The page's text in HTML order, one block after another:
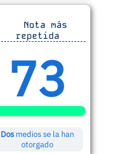
Nota más
repetida
73
Dos medios se la han
otorgado